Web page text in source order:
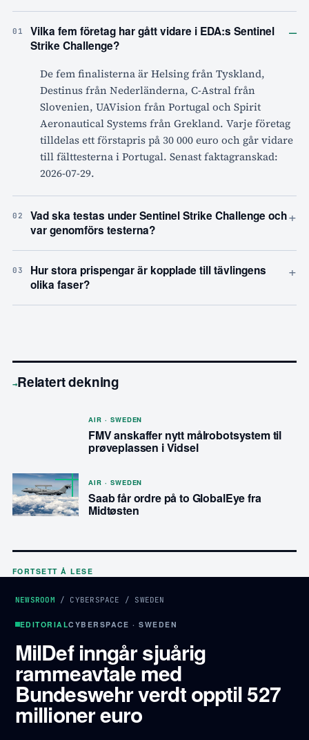
01
Vilka fem företag har gått vidare i EDA:s Sentinel
Strike Challenge?
–
De fem finalisterna är Helsing från Tyskland,
Destinus från Nederländerna, C-Astral från
Slovenien, UAVision från Portugal och Spirit
Aeronautical Systems från Grekland. Varje företag
tilldelas ett förstapris på 30 000 euro och går vidare
till fälttesterna i Portugal. Senast faktagranskad:
2026-07-29.
02
Vad ska testas under Sentinel Strike Challenge och
var genomförs testerna?
+
03
Hur stora prispengar är kopplade till tävlingens
olika faser?
+
→Relatert dekning
AIR · SWEDEN
FMV anskaffer nytt målrobotsystem til
prøveplassen i Vidsel
AIR · SWEDEN
Saab får ordre på to GlobalEye fra
Midtøsten
FORTSETT Å LESE
NEWSROOM / CYBERSPACE / SWEDEN
EDITORIALCYBERSPACE · SWEDEN
MilDef inngår sjuårig
rammeavtale med
Bundeswehr verdt opptil 527
millioner euro